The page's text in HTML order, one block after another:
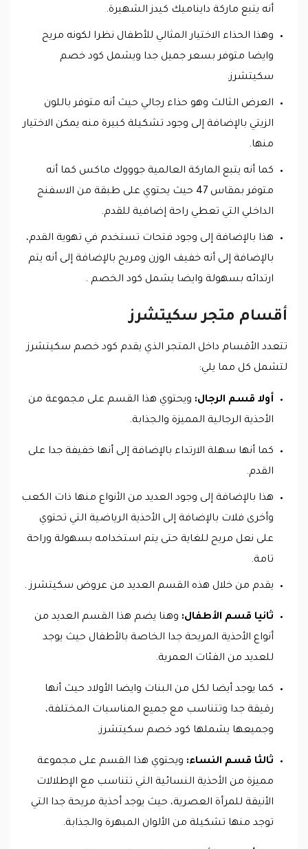
أنه يتبع ماركة دايناميك كيدز الشهيرة.
وهذا الحذاء الاختيار المثالي للأطفال نظرا لكونه مريح
وايضا متوفر بسعر جميل جدا ويشمل كود خصم
سكيتشرز.
العرض الثالث وهو حذاء رجالي حيث أنه متوفر باللون
الزيتي بالإضافة إلى وجود تشكيلة كبيرة منه يمكن الاختيار
منها.
كما أنه يتبع الماركة العالمية جوووك ماكس كما أنه
متوفر بمقاس 47 حيث يحتوي على طبقة من الاسفنج
الداخلي التي تعطي راحة إضافية للقدم.
هذا بالإضافة إلى وجود فتحات تستخدم في تهوية القدم،
بالإضافة إلى أنه خفيف الوزن ومريح بالإضافة إلى أنه يتم
ارتدائه بسهولة وايضا يشمل كود الخصم .
أقسام متجر سكيتشرز
تتعدد الأقسام داخل المتجر الذي يقدم كود خصم سكيتشرز
لتشمل كل مما يلي:
أولا قسم الرجال: ويحتوي هذا القسم على مجموعة من
الأحذية الرجالية المميزة والجذابة.
كما أنها سهلة الارتداء بالإضافة إلى أنها خفيفة جدا على
القدم.
هذا بالإضافة إلى وجود العديد من الأنواع منها ذات الكعب
وأخرى فلات بالإضافة إلى الأحذية الرياضية التي تحتوي
على نعل مريح للغاية حتى يتم استخدامه بسهولة وراحة
تامة.
يقدم من خلال هذه القسم العديد من عروض سكيتشرز .
ثانيا قسم الأطفال: وهنا يضم هذا القسم العديد من
أنواع الأحذية المريحة جدا الخاصة بالأطفال حيث يوجد
للعديد من الفئات العمرية.
كما يوجد أيضا لكل من البنات وايضا الأولاد حيث أنها
رقيقة جدا وتتناسب مع جميع المناسبات المختلفة،
وجميعها يشملها كود خصم سكيتشرز.
ثالثا قسم النساء: ويحتوي هذا القسم على مجموعة
مميزة من الأحذية النسائية التي تتناسب مع الإطلالات
الأنيقة للمرأة العصرية، حيث يوجد أحذية مريحة جدا التي
توجد منها تشكيلة من الألوان المبهرة والجذابة.